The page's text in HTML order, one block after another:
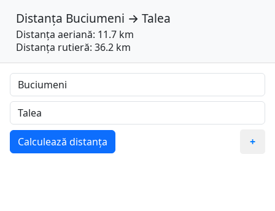
Distanța Buciumeni → Talea
Distanța aeriană: 11.7 km
Distanța rutieră: 36.2 km
Calculează distanța +